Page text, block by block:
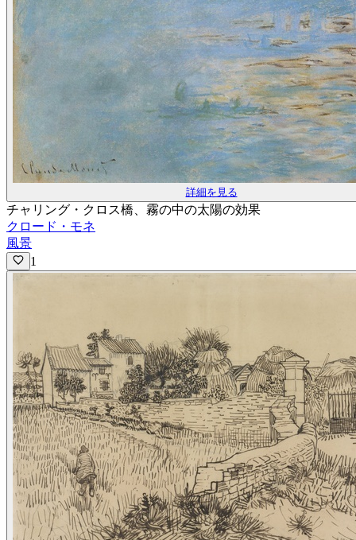
詳細を見る
チャリング・クロス橋、霧の中の太陽の効果
クロード・モネ
風景
1